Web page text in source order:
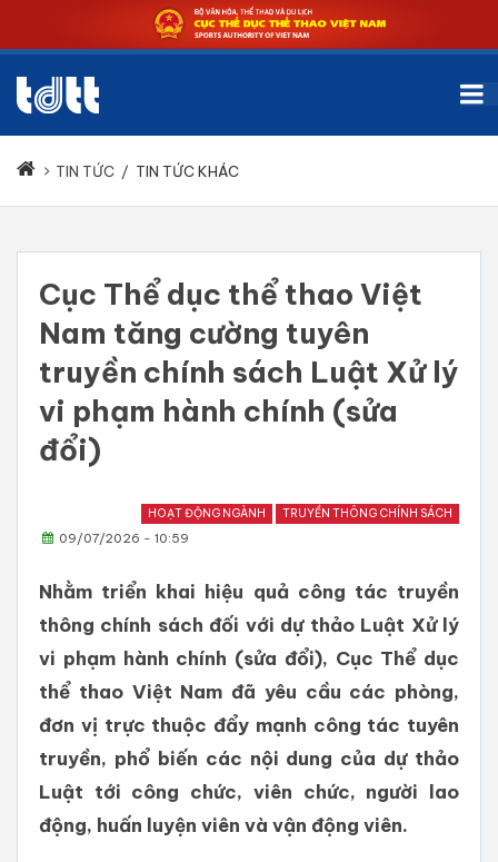
TIN TỨC / TIN TỨC KHÁC
Cục Thể dục thể thao Việt
Nam tăng cường tuyên
truyền chính sách Luật Xử lý
vi phạm hành chính (sửa
đổi)
HOẠT ĐỘNG NGÀNH TRUYỀN THÔNG CHÍNH SÁCH
09/07/2026 - 10:59
Nhằm triển khai hiệu quả công tác truyền
thông chính sách đối với dự thảo Luật Xử lý
vi phạm hành chính (sửa đổi), Cục Thể dục
thể thao Việt Nam đã yêu cầu các phòng,
đơn vị trực thuộc đẩy mạnh công tác tuyên
truyền, phổ biến các nội dung của dự thảo
Luật tới công chức, viên chức, người lao
động, huấn luyện viên và vận động viên.